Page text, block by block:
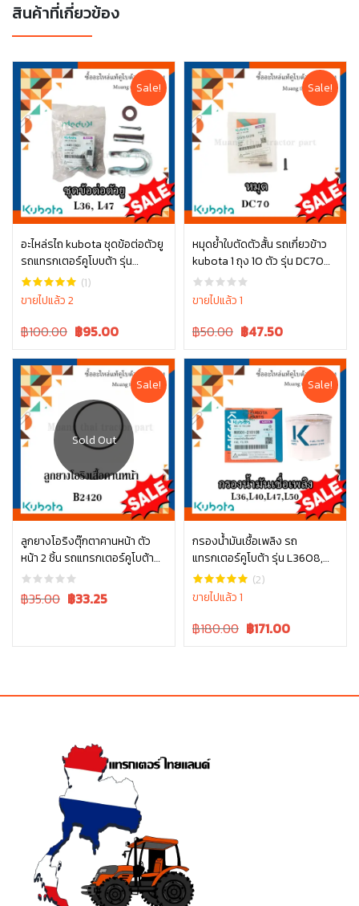
สินค้าที่เกี่ยวข้อง
Sale!
อะไหล่รไถ kubota ชุดข้อต่อตัวยู
รถแทรกเตอร์คูโบบต้า รุ่น
L3608, L4708, L3445-10001
(1)
ขายไปแล้ว 2
Original
was:
฿100.00.
฿100.00 Current
is:
฿100.00.
฿95.00
หยิบใส่ตะกร้า
Sale!
หมุดย้ำใบตัดตัวสั้น รถเกี่ยวข้าว
kubota 1 ถุง 10 ตัว รุ่น DC70
5T072-51380
ขายไปแล้ว 1
Original
was:
฿50.00.
฿50.00 Current
is:
฿50.00.
฿47.50
หยิบใส่ตะกร้า
Sale!
ลูกยางโอริงตุ๊กตาคานหน้า ตัว
หน้า 2 ชิ้น รถแทรกเตอร์คูโบต้า
รุ่น L3608, L4018, L4708,
L5018 tc402-13680 = 2
Original
฿35.00 Current
฿33.25
อ่านเพิ่ม
Sale!
กรองน้ำมันเชื้อเพลิง รถ
แทรกเตอร์คูโบต้า รุ่น L3608,
L4018, L4508, L4708, L5018,
M6040 W9501-21010B
(2)
ขายไปแล้ว 1
Original
฿180.00 Current
฿171.00
หยิบใส่ตะกร้า